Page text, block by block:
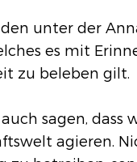
unter der
es mit
zu beleben gilt.
sagen, dass
agieren.